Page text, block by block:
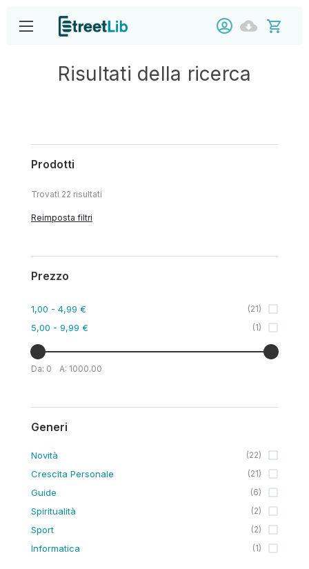
Risultati della ricerca
Prodotti
Trovati 22 risultati
Reimposta filtri
Prezzo
1,00 - 4,99 € (21)
5,00 - 9,99 € (1)
Da: 0 A: 1000.00
Generi
Novità (22)
Crescita Personale (21)
Guide (6)
Spiritualità (2)
Sport (2)
Informatica (1)